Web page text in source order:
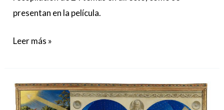
presentan en la película.
Leer más »
“Un
paseo